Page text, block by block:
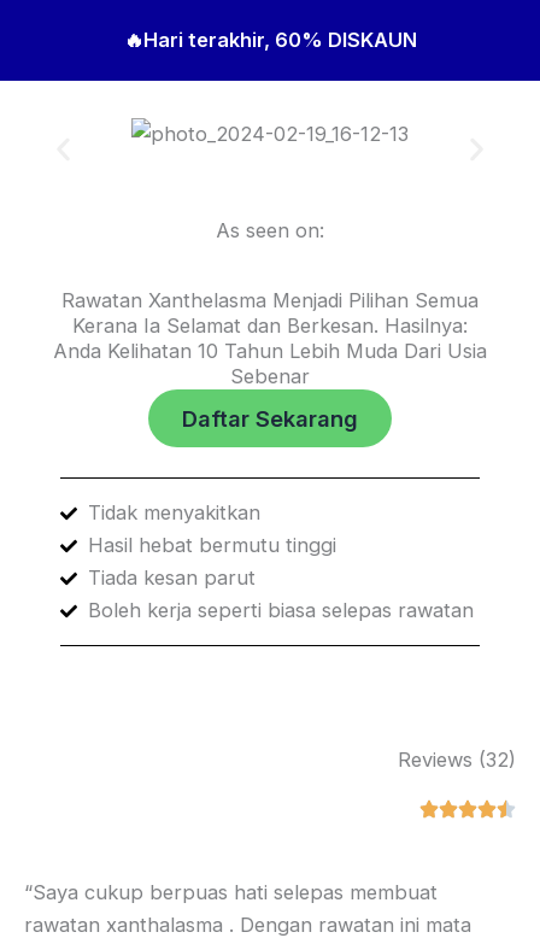
🔥Hari terakhir, 60% DISKAUN
As seen on:
Rawatan Xanthelasma Menjadi Pilihan Semua
Kerana Ia Selamat dan Berkesan. Hasilnya:
Anda Kelihatan 10 Tahun Lebih Muda Dari Usia
Sebenar
Daftar Sekarang
Tidak menyakitkan
Hasil hebat bermutu tinggi
Tiada kesan parut
Boleh kerja seperti biasa selepas rawatan
Reviews (32)
“Saya cukup berpuas hati selepas membuat
rawatan xanthalasma . Dengan rawatan ini mata